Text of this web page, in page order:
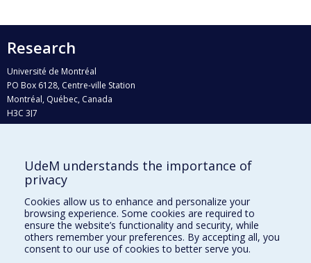
Research
Université de Montréal
PO Box 6128, Centre-ville Station
Montréal, Québec, Canada
H3C 3J7
Who does what?
Find us
Site map
Accessibility
UdeM understands the importance of
privacy
Cookies allow us to enhance and personalize your
browsing experience. Some cookies are required to
ensure the website’s functionality and security, while
others remember your preferences. By accepting all, you
consent to our use of cookies to better serve you.